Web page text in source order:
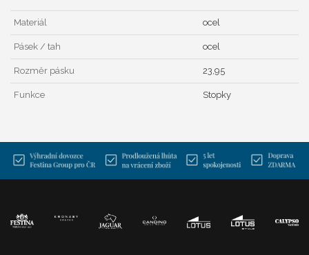
Materiál ocel
Pásek / tah ocel
Rozměr pásku 23,95
Funkce Stopky